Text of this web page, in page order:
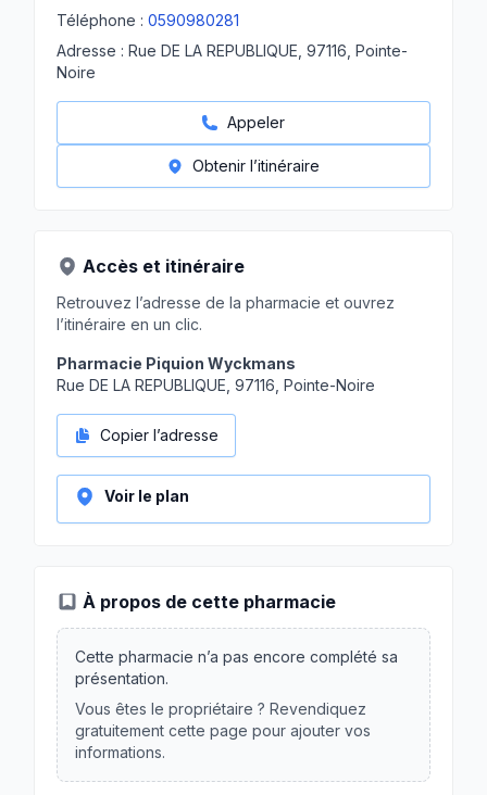
Téléphone : 0590980281
Adresse : Rue DE LA REPUBLIQUE, 97116, Pointe-
Noire
Appeler
Obtenir l’itinéraire
Accès et itinéraire
Retrouvez l’adresse de la pharmacie et ouvrez
l’itinéraire en un clic.
Pharmacie Piquion Wyckmans
Rue DE LA REPUBLIQUE, 97116, Pointe-Noire
Copier l’adresse
Voir le plan
À propos de cette pharmacie
Cette pharmacie n’a pas encore complété sa
présentation.
Vous êtes le propriétaire ? Revendiquez
gratuitement cette page pour ajouter vos
informations.